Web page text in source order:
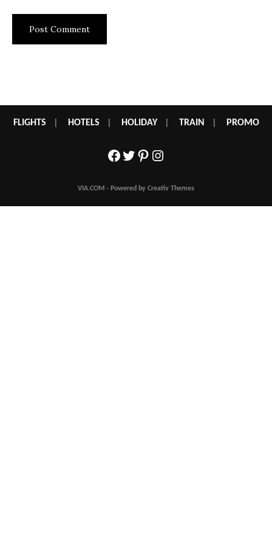
FLIGHTS HOTELS HOLIDAY| TRAIN PROMO
Facebook
Twitter
Pinterest
Instagram
VIA.COM - Powered by Creativ Themes